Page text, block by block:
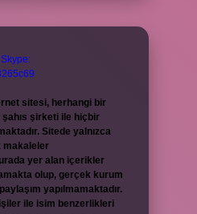
Skype:
sitesi, herhangi bir
şirketi ile hiçbir
Sitede yalnızca
makaleler
yer alan içerikler
olup, gerçek kurum
yapılmamaktadır.
ile isim benzerlikleri